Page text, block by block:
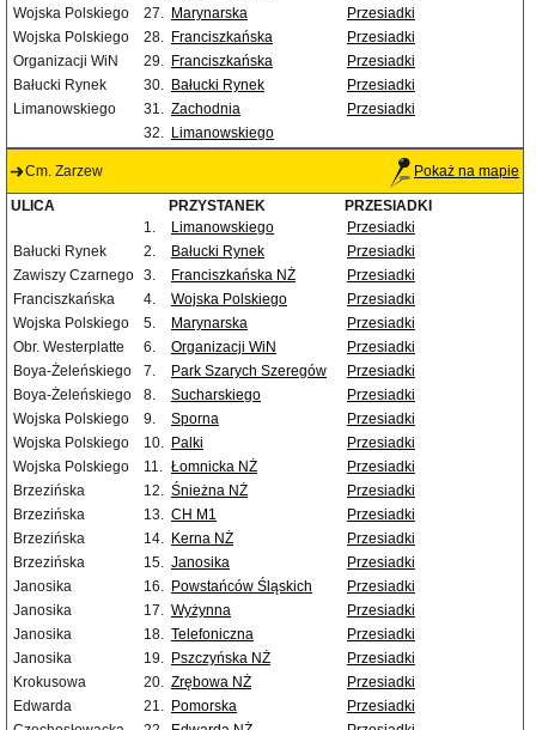
Wojska Polskiego
27. Marynarska
Przesiadki
Wojska Polskiego
28. Franciszkańska
Przesiadki
Organizacji WiN
29. Franciszkańska
Przesiadki
Bałucki Rynek
30. Bałucki Rynek
Przesiadki
Limanowskiego
31. Zachodnia
Przesiadki
32. Limanowskiego
Cm. Zarzew Pokaż na mapie
ULICA PRZYSTANEK
PRZESIADKI
1.
Limanowskiego
Przesiadki
Bałucki Rynek
2. Bałucki Rynek
Przesiadki
Zawiszy Czarnego 3. Franciszkańska NŻ
Przesiadki
Franciszkańska
4. Wojska Polskiego
Przesiadki
Wojska Polskiego
5. Marynarska
Przesiadki
Obr. Westerplatte
6. Organizacji WiN
Przesiadki
Boya-Żeleńskiego
7. Park Szarych Szeregów
Przesiadki
Boya-Żeleńskiego
8. Sucharskiego
Przesiadki
Wojska Polskiego
9. Sporna
Przesiadki
Wojska Polskiego
10. Palki
Przesiadki
Wojska Polskiego
11. Łomnicka NŻ
Przesiadki
Brzezińska
12. Śnieżna NŻ
Przesiadki
Brzezińska
13. CH M1
Przesiadki
Brzezińska
14. Kerna NŻ
Przesiadki
Brzezińska
15. Janosika
Przesiadki
Janosika
16. Powstańców Śląskich
Przesiadki
Janosika
17. Wyżynna
Przesiadki
Janosika
18. Telefoniczna
Przesiadki
Janosika
19. Pszczyńska NŻ
Przesiadki
Krokusowa
20. Zrębowa NŻ
Przesiadki
Edwarda
21. Pomorska
Przesiadki